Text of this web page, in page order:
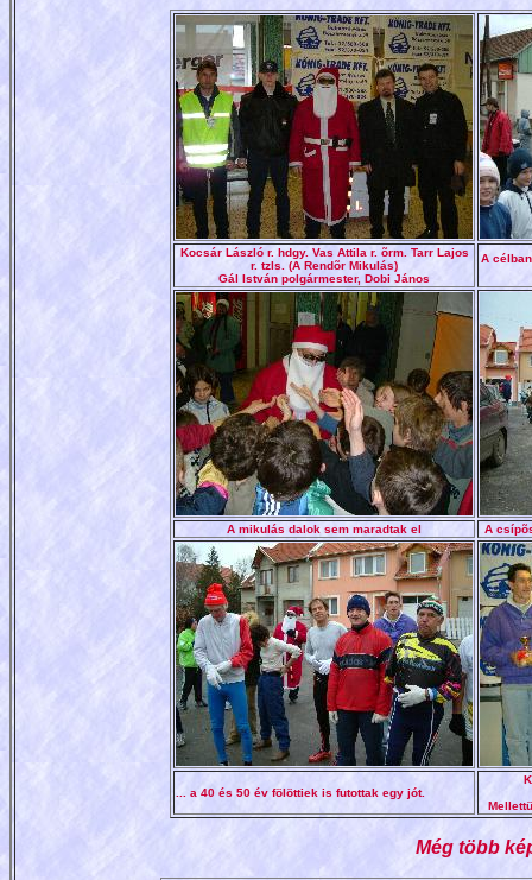
Kocsár László r. hdgy. Vas Attila r. õrm. Tarr Lajos
r. tzls. (A Rendõr Mikulás)
Gál István polgármester, Dobi János
A
A mikulás dalok sem maradtak el A
... a 40 és 50 év fölöttiek is futottak egy jót.
Még több